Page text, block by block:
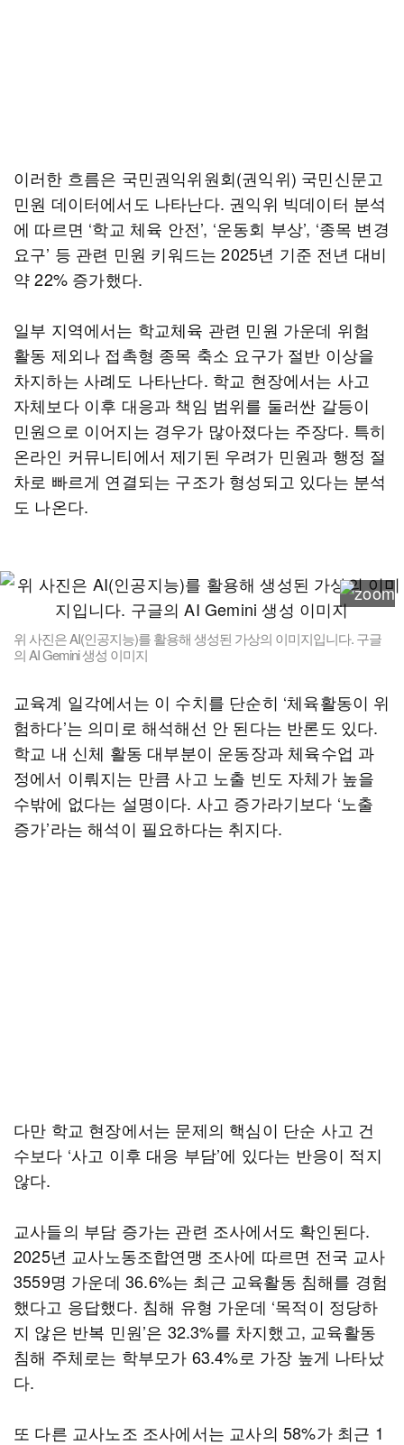
이러한 흐름은 국민권익위원회(권익위) 국민신문고
민원 데이터에서도 나타난다. 권익위 빅데이터 분석
에 따르면 ‘학교 체육 안전’, ‘운동회 부상’, ‘종목 변경
요구’ 등 관련 민원 키워드는 2025년 기준 전년 대비
약 22% 증가했다.
일부 지역에서는 학교체육 관련 민원 가운데 위험
활동 제외나 접촉형 종목 축소 요구가 절반 이상을
차지하는 사례도 나타난다. 학교 현장에서는 사고
자체보다 이후 대응과 책임 범위를 둘러싼 갈등이
민원으로 이어지는 경우가 많아졌다는 주장다. 특히
온라인 커뮤니티에서 제기된 우려가 민원과 행정 절
차로 빠르게 연결되는 구조가 형성되고 있다는 분석
도 나온다.
위 사진은 AI(인공지능)를 활용해 생성된 가상의 이미지입니다. 구글
의 AI Gemini 생성 이미지
교육계 일각에서는 이 수치를 단순히 ‘체육활동이 위
험하다’는 의미로 해석해선 안 된다는 반론도 있다.
학교 내 신체 활동 대부분이 운동장과 체육수업 과
정에서 이뤄지는 만큼 사고 노출 빈도 자체가 높을
수밖에 없다는 설명이다. 사고 증가라기보다 ‘노출
증가’라는 해석이 필요하다는 취지다.
다만 학교 현장에서는 문제의 핵심이 단순 사고 건
수보다 ‘사고 이후 대응 부담’에 있다는 반응이 적지
않다.
교사들의 부담 증가는 관련 조사에서도 확인된다.
2025년 교사노동조합연맹 조사에 따르면 전국 교사
3559명 가운데 36.6%는 최근 교육활동 침해를 경험
했다고 응답했다. 침해 유형 가운데 ‘목적이 정당하
지 않은 반복 민원’은 32.3%를 차지했고, 교육활동
침해 주체로는 학부모가 63.4%로 가장 높게 나타났
다.
또 다른 교사노조 조사에서는 교사의 58%가 최근 1